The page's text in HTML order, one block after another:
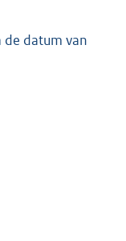
datum van